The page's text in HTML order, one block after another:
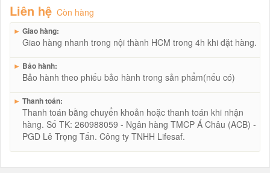
Liên hệ Còn hàng
► Giao hàng:
Giao hàng nhanh trong nội thành HCM trong 4h khi đặt hàng.
► Bảo hành:
Bảo hành theo phiếu bảo hành trong sản phẩm(nếu có)
► Thanh toán:
Thanh toán bằng chuyển khoản hoặc thanh toán khi nhận
hàng. Số TK: 260988059 - Ngân hàng TMCP Á Châu (ACB) -
PGD Lê Trọng Tấn. Công ty TNHH Lifesaf.